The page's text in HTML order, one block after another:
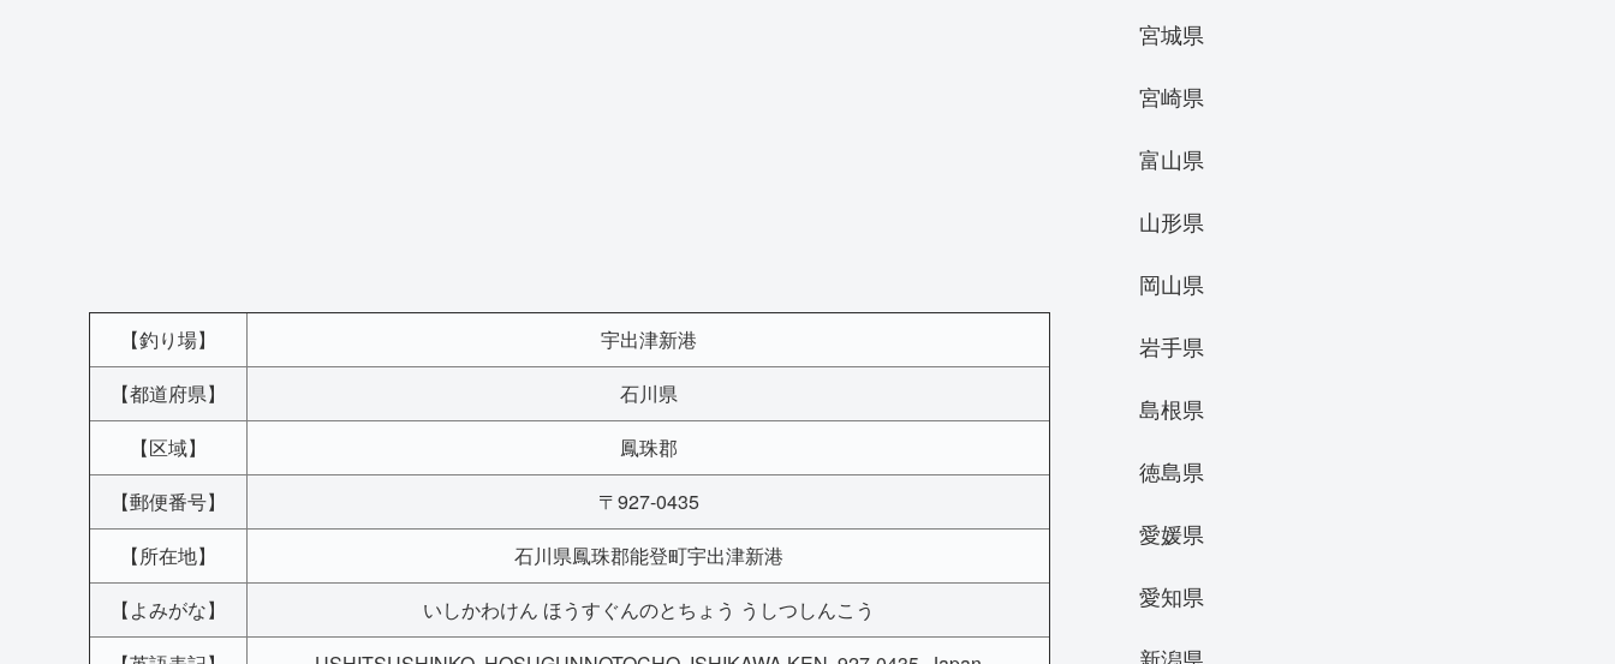
【釣り場】
宇出津新港
【都道府県】
石川県
【区域】
鳳珠郡
【郵便番号】
〒927-0435
【所在地】
石川県鳳珠郡能登町宇出津新港
【よみがな】
いしかわけん ほうすぐんのとちょう うしつしんこう
宮城県
宮崎県
富山県
山形県
岡山県
岩手県
島根県
徳島県
愛媛県
愛知県